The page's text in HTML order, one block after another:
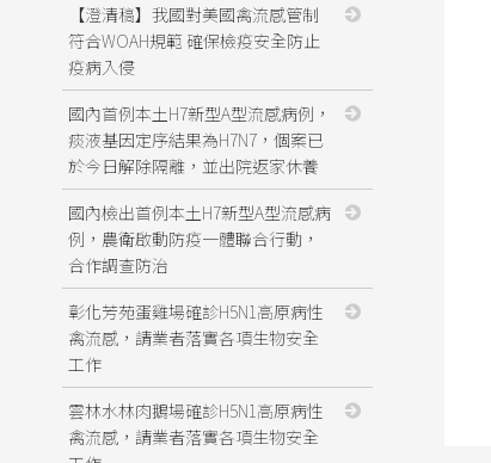
【澄清稿】我國對美國禽流感管制
符合WOAH規範 確保檢疫安全防止
疫病入侵
國內首例本土H7新型A型流感病例，
痰液基因定序結果為H7N7，個案已
於今日解除隔離，並出院返家休養
國內檢出首例本土H7新型A型流感病
例，農衛啟動防疫一體聯合行動，
合作調查防治
彰化芳苑蛋雞場確診H5N1高原病性
禽流感，請業者落實各項生物安全
工作
雲林水林肉鵝場確診H5N1高原病性
禽流感，請業者落實各項生物安全